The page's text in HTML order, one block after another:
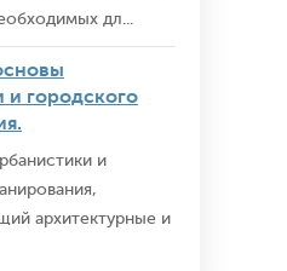
дл...
и городского
и
архитектурные и